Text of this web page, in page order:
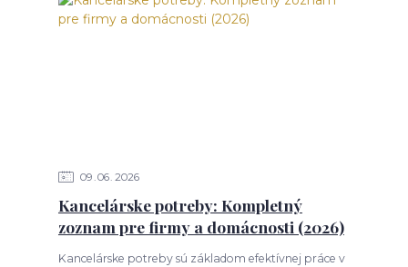
09 06 2026
Kancelárske potreby: Kompletný
zoznam pre firmy a domácnosti (2026)
Kancelárske potreby sú základom efektívnej práce v